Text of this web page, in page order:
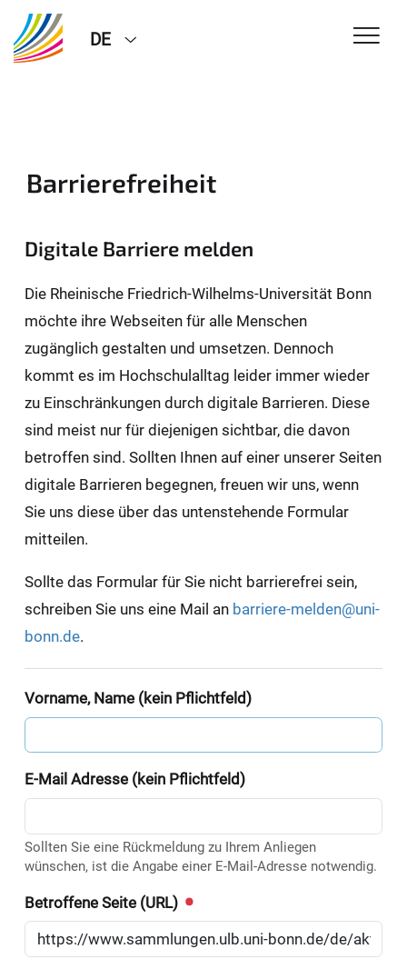
DE
Barrierefreiheit
Digitale Barriere melden
Die Rheinische Friedrich-Wilhelms-Universität Bonn
möchte ihre Webseiten für alle Menschen
zugänglich gestalten und umsetzen. Dennoch
kommt es im Hochschulalltag leider immer wieder
zu Einschränkungen durch digitale Barrieren. Diese
sind meist nur für diejenigen sichtbar, die davon
betroffen sind. Sollten Ihnen auf einer unserer Seiten
digitale Barrieren begegnen, freuen wir uns, wenn
Sie uns diese über das untenstehende Formular
mitteilen.
Sollte das Formular für Sie nicht barrierefrei sein,
schreiben Sie uns eine Mail an barriere-melden@uni-
bonn.de.
Vorname, Name (kein Pflichtfeld)
E-Mail Adresse (kein Pflichtfeld)
Sollten Sie eine Rückmeldung zu Ihrem Anliegen
wünschen, ist die Angabe einer E-Mail-Adresse notwendig.
Betroffene Seite (URL)